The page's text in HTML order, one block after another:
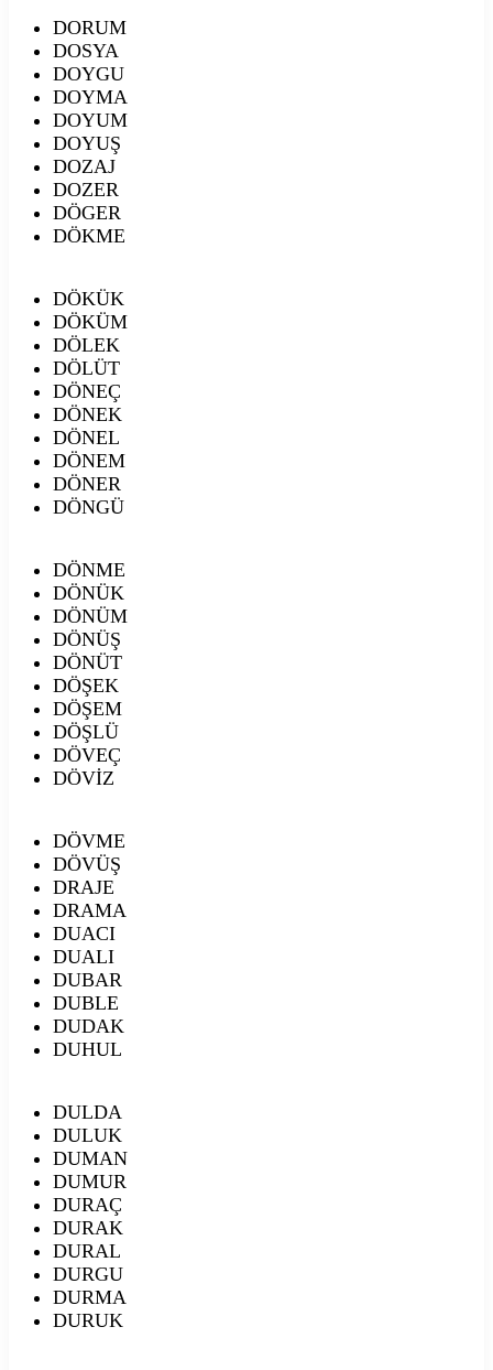
DORUM
DOSYA
DOYGU
DOYMA
DOYUM
DOYUŞ
DOZAJ
DOZER
DÖGER
DÖKME
DÖKÜK
DÖKÜM
DÖLEK
DÖLÜT
DÖNEÇ
DÖNEK
DÖNEL
DÖNEM
DÖNER
DÖNGÜ
DÖNME
DÖNÜK
DÖNÜM
DÖNÜŞ
DÖNÜT
DÖŞEK
DÖŞEM
DÖŞLÜ
DÖVEÇ
DÖVİZ
DÖVME
DÖVÜŞ
DRAJE
DRAMA
DUACI
DUALI
DUBAR
DUBLE
DUDAK
DUHUL
DULDA
DULUK
DUMAN
DUMUR
DURAÇ
DURAK
DURAL
DURGU
DURMA
DURUK